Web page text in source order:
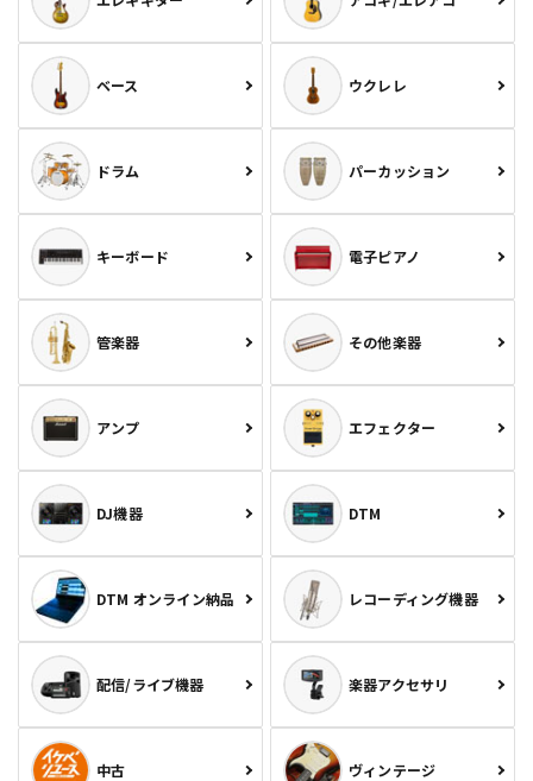
ベース ウクレレ
ドラム パーカッション
キーボード 電子ピアノ
管楽器 その他楽器
アンプ エフェクター
DJ機器 DTM
DTM オンライン納品 レコーディング機器
配信/ライブ機器 楽器アクセサリ
中古 ヴィンテージ